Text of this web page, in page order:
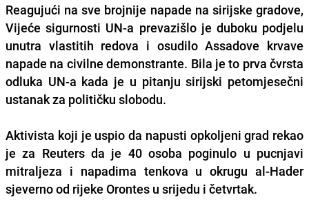
Reagujući na sve brojnije napade na sirijske gradove,
Vijeće sigurnosti UN-a prevazišlo je duboku podjelu
unutra vlastitih redova i osudilo Assadove krvave
napade na civilne demonstrante. Bila je to prva čvrsta
odluka UN-a kada je u pitanju sirijski petomjesečni
ustanak za političku slobodu.
Aktivista koji je uspio da napusti opkoljeni grad rekao
je za Reuters da je 40 osoba poginulo u pucnjavi
mitraljeza i napadima tenkova u okrugu al-Hader
sjeverno od rijeke Orontes u srijedu i četvrtak.